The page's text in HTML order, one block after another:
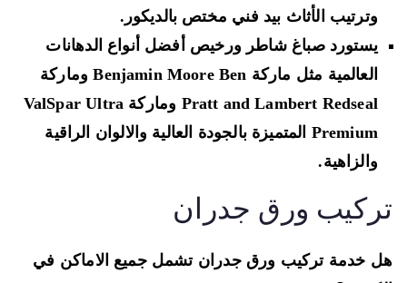
وترتيب الأثاث بيد فني مختص بالديكور.
يستورد صباغ شاطر ورخيص أفضل أنواع الدهانات
العالمية مثل ماركة Benjamin Moore Ben وماركة
Pratt and Lambert Redseal وماركة ValSpar Ultra
Premium المتميزة بالجودة العالية والالوان الراقية
والزاهية.
ورق جدران
خدمة تركيب ورق جدران تشمل جميع الاماكن في